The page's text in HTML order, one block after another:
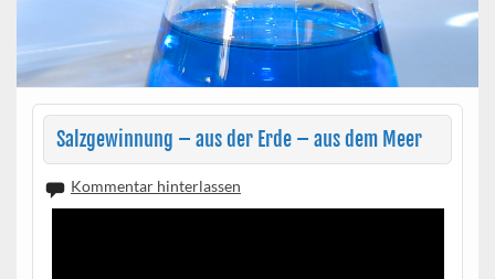
Salzgewinnung – aus der Erde – aus dem Meer
Kommentar hinterlassen